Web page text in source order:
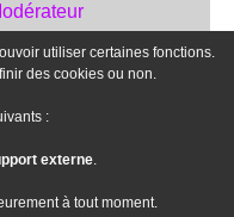
utiliser certaines fonctions.
des cookies ou non.
:
externe.
à tout moment.